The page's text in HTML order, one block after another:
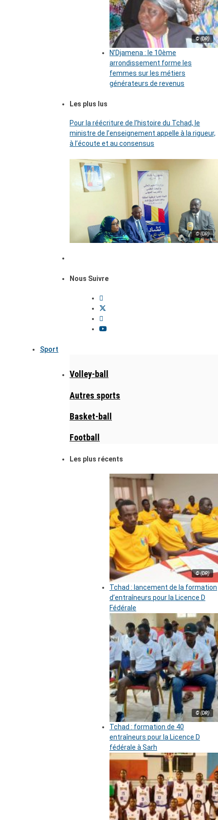
© (DR)
N’Djamena : le 10ème
arrondissement forme les
femmes sur les métiers
générateurs de revenus
Les plus lus
Pour la réécriture de l’histoire du Tchad, le
ministre de l’enseignement appelle à la rigueur,
à l’écoute et au consensus
© (DR)
Nous Suivre
Sport
Volley-ball
Autres sports
Basket-ball
Football
Les plus récents
© (DR)
Tchad : lancement de la formation
d’entraîneurs pour la Licence D
Fédérale
© (DR)
Tchad : formation de 40
entraîneurs pour la Licence D
fédérale à Sarh